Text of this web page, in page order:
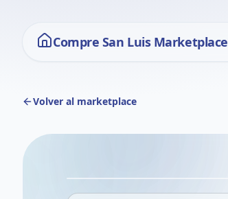
Compre San Luis Marketplace
Volver al marketplace